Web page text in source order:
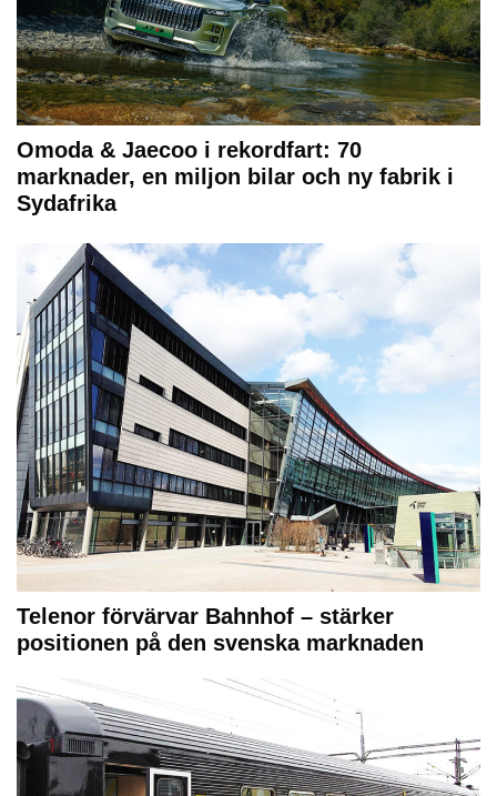
Omoda & Jaecoo i rekordfart: 70
marknader, en miljon bilar och ny fabrik i
Sydafrika
Telenor förvärvar Bahnhof – stärker
positionen på den svenska marknaden